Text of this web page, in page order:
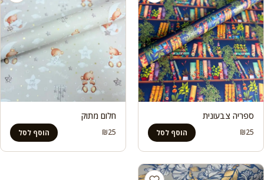
ספריה צבעונית
₪25 הוסף לסל
חלום מתוק
₪25 הוסף לסל